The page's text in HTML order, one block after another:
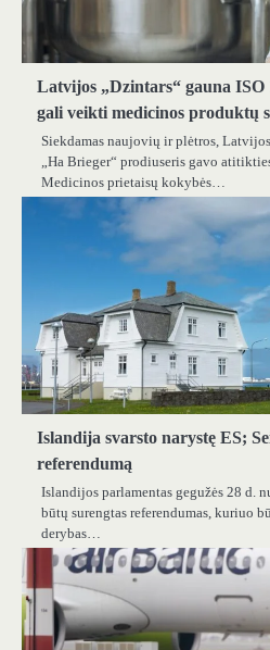
Latvijos „Dzintars“ gauna
gali veikti medicinos produktų
Siekdamas naujovių ir plėtros,
„Ha Brieger“ prodiuseris gavo
Medicinos prietaisų kokybės…
Islandija svarsto narystę ES;
referendumą
Islandijos parlamentas gegužės 28 d.
būtų surengtas referendumas, kuriuo
derybas…